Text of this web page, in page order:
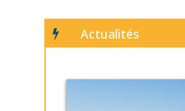
Actualités